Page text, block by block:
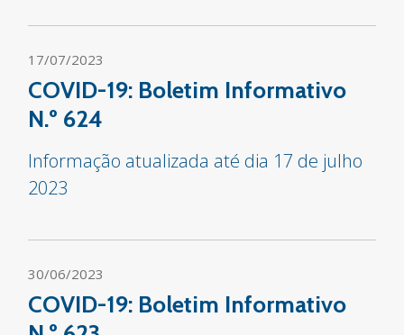
17/07/2023
COVID-19: Boletim Informativo
N.º 624
Informação atualizada até dia 17 de julho
2023
30/06/2023
COVID-19: Boletim Informativo